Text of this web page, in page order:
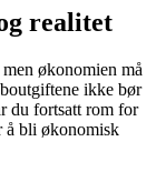
realitet
økonomien må
ikke bør
du fortsatt rom for
å bli økonomisk